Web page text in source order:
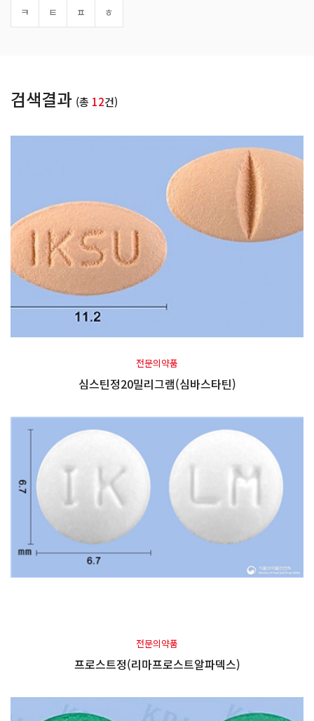
ㅋ
ㅌ ㅍ ㅎ
검색결과 (총 12건)
전문의약품
심스틴정20밀리그램(심바스타틴)
전문의약품
프로스트정(리마프로스트알파덱스)